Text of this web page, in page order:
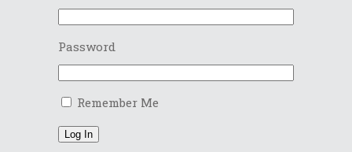
Password
Remember Me
Log In